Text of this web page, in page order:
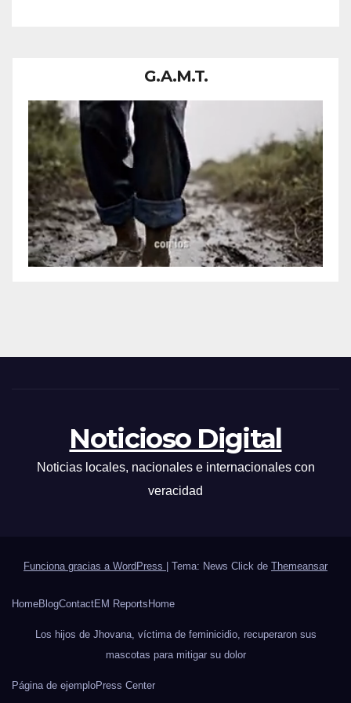
ABRIERON FUEGO CONTRA
G.A.M.T.
Noticioso Digital
Noticias locales, nacionales e internacionales con
veracidad
Funciona gracias a WordPress Tema: News Click de Themeansar
HomeBlogContactEM Reports Home
Los hijos de Jhovana, víctima de feminicidio, recuperaron sus
mascotas para mitigar su dolor
Página de ejemploPress Center